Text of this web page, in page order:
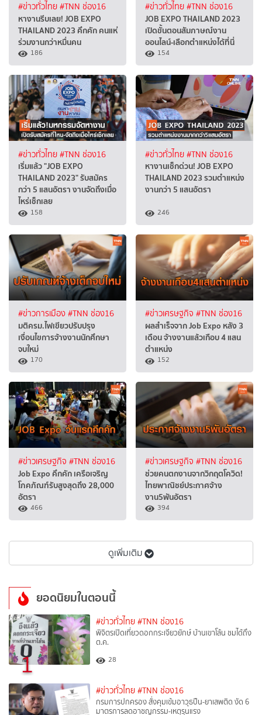
#ข่าวทั่วไทย#TNN ช่อง16
หางานรีบเลย! JOB EXPO
THAILAND 2023 คึกคัก คนแห่
ร่วมงานกว่าหมื่นคน
186
#ข่าวทั่วไทย#TNN ช่อง16
JOB EXPO THAILAND 2023
เปิดขั้นตอนสัมภาษณ์งาน
ออนไลน์-เลือกตำแหน่งได้ที่นี่
154
#ข่าวทั่วไทย#TNN ช่อง16
เริ่มแล้ว "JOB EXPO
THAILAND 2023" รับสมัคร
กว่า 5 แสนอัตรา งานจัดถึงเมื่อ
ไหร่เช็กเลย
158
#ข่าวทั่วไทย#TNN ช่อง16
หางานเช็กด่วน! JOB EXPO
THAILAND 2023 รวมตำแหน่ง
งานกว่า 5 แสนอัตรา
246
#ข่าวการเมือง#TNN ช่อง16
มติครม.ไฟเขียวปรับปรุง
เงื่อนไขการจ้างงานนักศึกษา
จบใหม่
170
#ข่าวเศรษฐกิจ #TNN ช่อง16
ผลสำเร็จจาก Job Expo หลัง 3
เดือน จ้างงานแล้วเกือบ 4 แสน
ตำแหน่ง
152
#ข่าวเศรษฐกิจ #TNN ช่อง16
Job Expo คึกคัก เครือเจริญ
โภคภัณฑ์รับสูงสุดถึง 28,000
อัตรา
466
#ข่าวเศรษฐกิจ #TNN ช่อง16
ช่วยคนตกงานจากวิกฤตโควิด!
ไทยพาณิชย์ประกาศจ้าง
งาน5พันอัตรา
394
ดูเพิ่มเติม
ยอดนิยมในตอนนี้
1
#ข่าวทั่วไทย #TNN ช่อง16
พิจิตรเปิดเที่ยวดอกกระเจียวยักษ์ บ้านเขาโล้น ชมได้ถึง
ต.ค.
28
#ข่าวทั่วไทย #TNN ช่อง16
กรมการปกครอง สั่งคุมเข้มอาวุธปืน-ยาเสพติด งัด 6
มาตรการลดอาชญกรรม-เหตุรุนแรง